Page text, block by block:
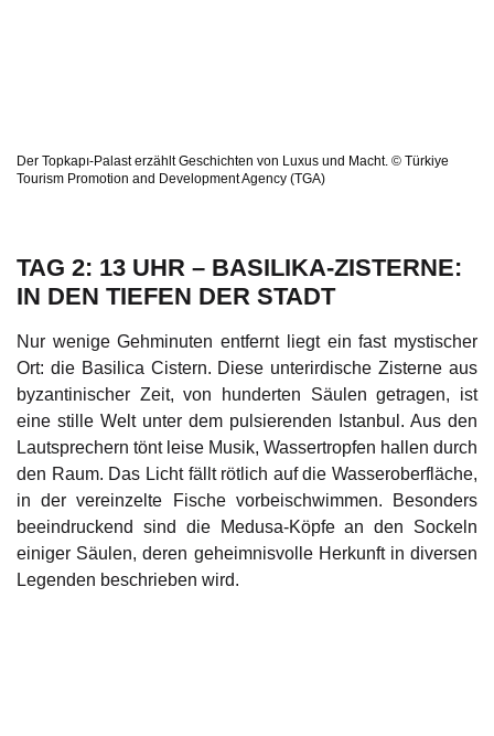
Der Topkapı-Palast erzählt Geschichten von Luxus und Macht. © Türkiye
Tourism Promotion and Development Agency (TGA)
TAG 2: 13 UHR – BASILIKA-ZISTERNE:
IN DEN TIEFEN DER STADT
Nur wenige Gehminuten entfernt liegt ein fast mystischer
Ort: die Basilica Cistern. Diese unterirdische Zisterne aus
byzantinischer Zeit, von hunderten Säulen getragen, ist
eine stille Welt unter dem pulsierenden Istanbul. Aus den
Lautsprechern tönt leise Musik, Wassertropfen hallen durch
den Raum. Das Licht fällt rötlich auf die Wasseroberfläche,
in der vereinzelte Fische vorbeischwimmen. Besonders
beeindruckend sind die Medusa-Köpfe an den Sockeln
einiger Säulen, deren geheimnisvolle Herkunft in diversen
Legenden beschrieben wird.